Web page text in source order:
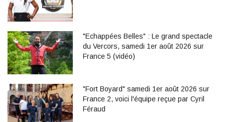
"Echappées Belles" : Le grand spectacle
du Vercors, samedi 1er août 2026 sur
France 5 (vidéo)
"Fort Boyard" samedi 1er août 2026 sur
France 2, voici l'équipe reçue par Cyril
Féraud